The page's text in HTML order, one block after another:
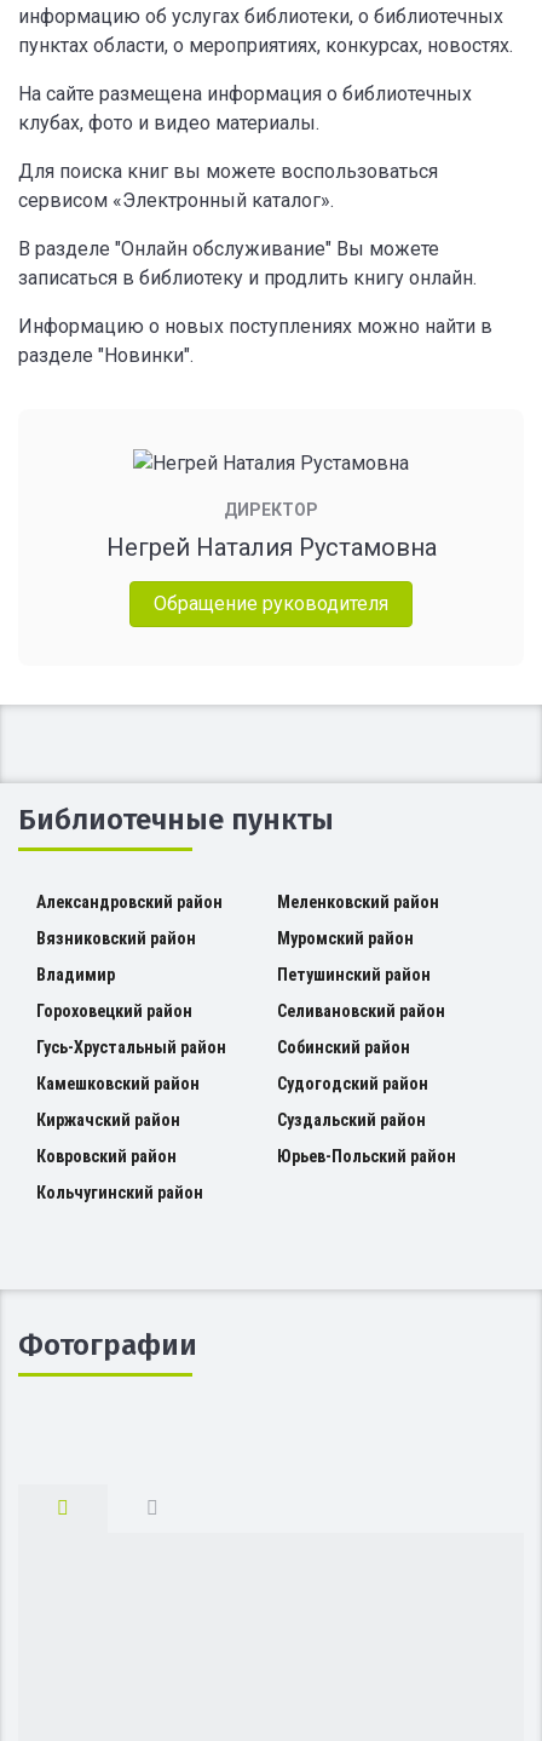
информацию об услугах библиотеки, о библиотечных
пунктах области, о мероприятиях, конкурсах, новостях.
На сайте размещена информация о библиотечных
клубах, фото и видео материалы.
Для поиска книг вы можете воспользоваться
сервисом «Электронный каталог».
В разделе "Онлайн обслуживание" Вы можете
записаться в библиотеку и продлить книгу онлайн.
Информацию о новых поступлениях можно найти в
разделе "Новинки".
ДИРЕКТОР
Негрей Наталия Рустамовна
Обращение руководителя
Библиотечные пункты
Александровский район
Вязниковский район
Владимир
Гороховецкий район
Гусь-Хрустальный район
Камешковский район
Киржачский район
Ковровский район
Кольчугинский район
Меленковский район
Муромский район
Петушинский район
Селивановский район
Собинский район
Судогодский район
Суздальский район
Юрьев-Польский район
Фотографии